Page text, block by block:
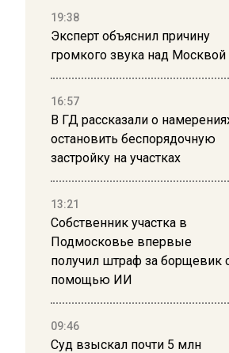
19:38
Эксперт объяснил причину
громкого звука над Москвой
16:57
В ГД рассказали о
остановить беспорядочную
застройку на участках
13:21
Собственник участка в
Подмосковье впервые
получил штраф за борщевик
помощью ИИ
09:46
Суд взыскал почти 5 млн